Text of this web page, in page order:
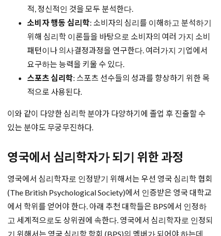
적, 정신적인 것을 모두 분석한다.
소비자 행동 심리학: 소비자의 심리를 이해하고 분석하기
위해 심리학 이론들을 바탕으로 소비자의 여러 가지 소비
패턴이나 의사결정과정을 연구한다. 여러가지 기업에서
요구하는 능력을 키울 수 있다.
스포츠 심리학: 스포츠 선수들의 성과를 향상하기 위한 목
적으로 사용된다.
이와 같이 다양한 심리학 분야가 다양하기에 졸업 후 진출할 수
있는 분야도 무궁무진하다.
영국에서 심리학자가 되기 위한 과정
영국에서 심리학자로 인정받기 위해서는 우선 영국 심리학 협회
(The British Psychological Society)에서 인증받은 영국 대학교
에서 학위를 얻어야 한다. 아래 추천 대학들은 BPS에서 인정하
고 세계적으로도 상위권에 속한다. 영국에서 심리학자로 인정되
기 위해서는 영국 심리학 학회 (BPS)의 멤버가 되어야 하는데